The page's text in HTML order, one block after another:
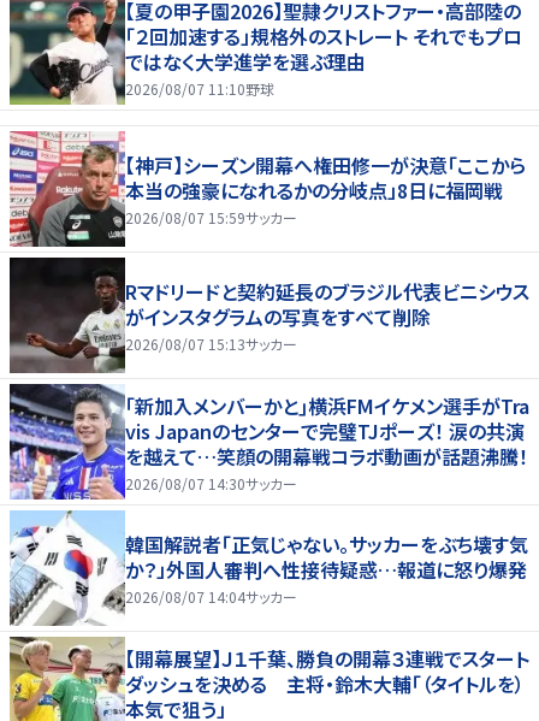
【夏の甲子園2026】聖隷クリストファー・高部陸の
「２回加速する」規格外のストレート それでもプロ
ではなく大学進学を選ぶ理由
2026/08/07 11:10野球
【神戸】シーズン開幕へ権田修一が決意「ここから
本当の強豪になれるかの分岐点」8日に福岡戦
2026/08/07 15:59サッカー
Rマドリードと契約延長のブラジル代表ビニシウス
がインスタグラムの写真をすべて削除
2026/08/07 15:13サッカー
｢新加入メンバーかと｣横浜FMイケメン選手がTra
vis Japanのセンターで完璧TJポーズ！ 涙の共演
を越えて…笑顔の開幕戦コラボ動画が話題沸騰！
2026/08/07 14:30サッカー
韓国解説者「正気じゃない。サッカーをぶち壊す気
か？」外国人審判へ性接待疑惑…報道に怒り爆発
2026/08/07 14:04サッカー
【開幕展望】Ｊ１千葉、勝負の開幕３連戦でスタート
ダッシュを決める 主将・鈴木大輔「（タイトルを）
本気で狙う」